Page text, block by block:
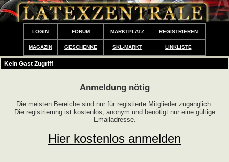
LOGIN FORUM MARKTPLATZ REGISTRIEREN
MAGAZIN GESCHENKE SKL-MARKT LINKLISTE
Kein Gast Zugriff
Anmeldung nötig
Die meisten Bereiche sind nur für registierte Mitglieder zugänglich.
Die registrierung ist kostenlos, anonym und benötigt nur eine gültige
Emailadresse.
Hier kostenlos anmelden